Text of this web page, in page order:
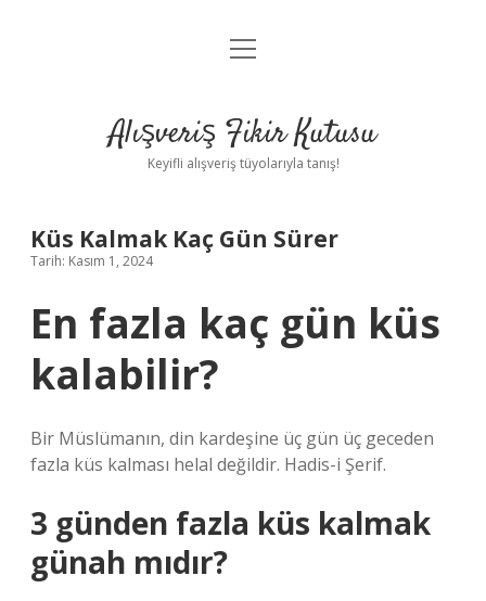
Anasayfa
Yasal Uyarı
menüyü
Alışveriş Fikir Kutusu
Keyifli alışveriş tüyolarıyla tanış!
Küs Kalmak Kaç Gün Sürer
Tarih: Kasım 1, 2024
En fazla kaç gün küs
kalabilir?
Bir Müslümanın, din kardeşine üç gün üç geceden
fazla küs kalması helal değildir. Hadis-i Şerif.
3 günden fazla küs kalmak
günah mıdır?